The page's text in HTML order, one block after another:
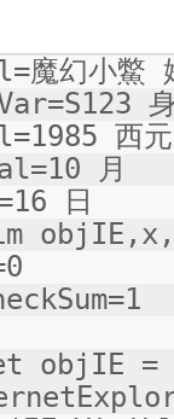
魔幻小鱉
西
月
日
objIE =